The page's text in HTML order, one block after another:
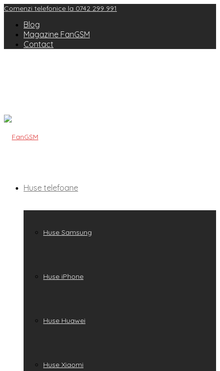
Comenzi telefonice la 0742 299 991
Blog
Magazine FanGSM
Contact
Huse telefoane
Huse Samsung
Huse iPhone
Huse Huawei
Huse Xiaomi